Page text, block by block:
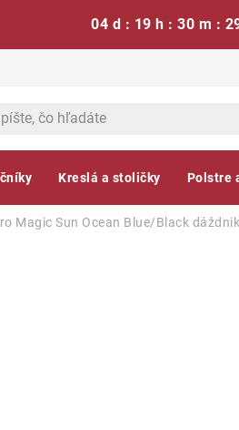
04 d : 19 h : 30 m :
Kreslá a stoličky Polstre
Magic Sun Ocean Blue/Black dáždnik